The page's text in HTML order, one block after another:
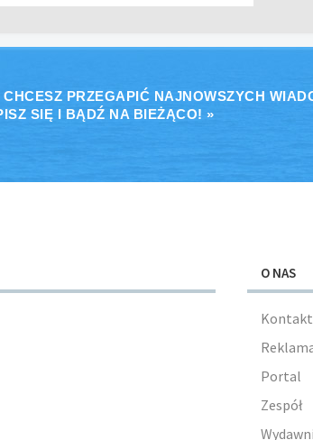
CHCESZ PRZEGAPIĆ NAJNOWSZYCH
SIĘ I BĄDŹ NA BIEŻĄCO! »
O NAS
Kontakt
Portal
Zespół